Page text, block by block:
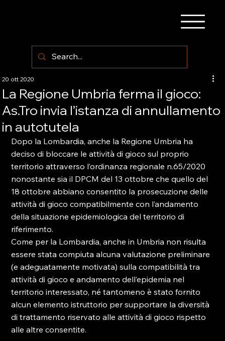
La Regione Umbria ferma il gioco:
As.Tro invia l’istanza di annullamento
in autotutela
20 ott 2020
Dopo la Lombardia, anche la Regione Umbria ha
deciso di bloccare le attività di gioco sul proprio
territorio attraverso l’ordinanza regionale n.65/2020
nonostante sia il DPCM del 13 ottobre che quello del
18 ottobre abbiano consentito la prosecuzione delle
attività di gioco compatibilmente con l’andamento
della situazione epidemiologica del territorio di
riferimento.
Come per la Lombardia, anche in Umbria non risulta
essere stata compiuta alcuna valutazione preliminare
(e adeguatamente motivata) sulla compatibilità tra
attività di gioco e andamento dell’epidemia nel
territorio interessato, né tantomeno è stato fornito
alcun elemento istruttorio per supportare la diversità
di trattamento riservato alle attività di gioco rispetto